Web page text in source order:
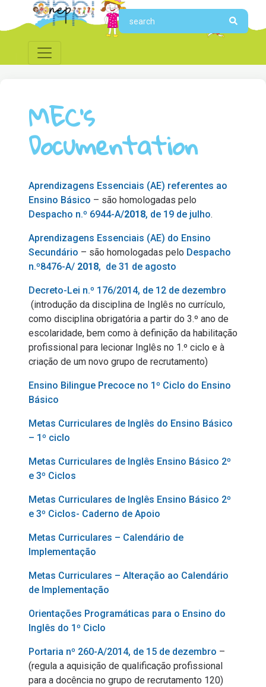
MEC's
Documentation
Aprendizagens Essenciais (AE) referentes ao
Ensino Básico – são homologadas pelo
Despacho n.º 6944-A/2018, de 19 de julho.
Aprendizagens Essenciais (AE) do Ensino
Secundário – são homologadas pelo Despacho
n.º8476-A/ 2018, de 31 de agosto
Decreto-Lei n.º 176/2014, de 12 de dezembro
(introdução da disciplina de Inglês no currículo,
como disciplina obrigatória a partir do 3.º ano de
escolaridade, bem como à definição da habilitação
profissional para lecionar Inglês no 1.º ciclo e à
criação de um novo grupo de recrutamento)
Ensino Bilingue Precoce no 1º Ciclo do Ensino
Básico
Metas Curriculares de Inglês do Ensino Básico
– 1º ciclo
Metas Curriculares de Inglês Ensino Básico 2º
e 3º Ciclos
Metas Curriculares de Inglês Ensino Básico 2º
e 3º Ciclos- Caderno de Apoio
Metas Curriculares – Calendário de
Implementação
Metas Curriculares – Alteração ao Calendário
de Implementação
Orientações Programáticas para o Ensino do
Inglês do 1º Ciclo
Portaria nº 260-A/2014, de 15 de dezembro –
(regula a aquisição de qualificação profissional
para a docência no grupo de recrutamento 120)